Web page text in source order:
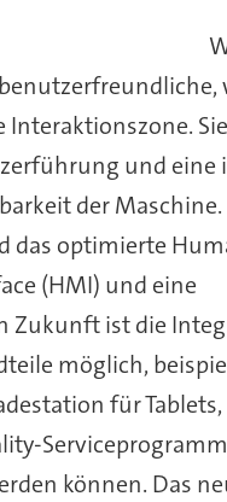
Interaktionszone.
und eine
der Maschine.
das optimierte
(HMI) und eine
Zukunft ist die
möglich,
für
können. Das